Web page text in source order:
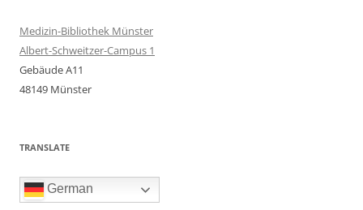
Medizin-Bibliothek Münster
Albert-Schweitzer-Campus 1
Gebäude A11
48149 Münster
TRANSLATE
German